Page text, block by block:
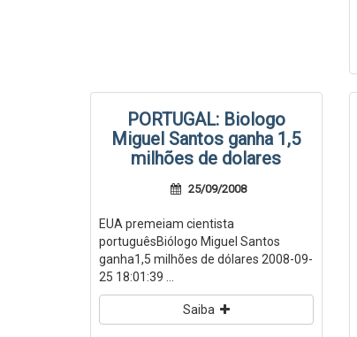
PORTUGAL: Biologo
Miguel Santos ganha 1,5
milhões de dolares
25/09/2008
EUA premeiam cientista
portuguêsBiólogo Miguel Santos
ganha1,5 milhões de dólares 2008-09-
25 18:01:39 ...
Saiba